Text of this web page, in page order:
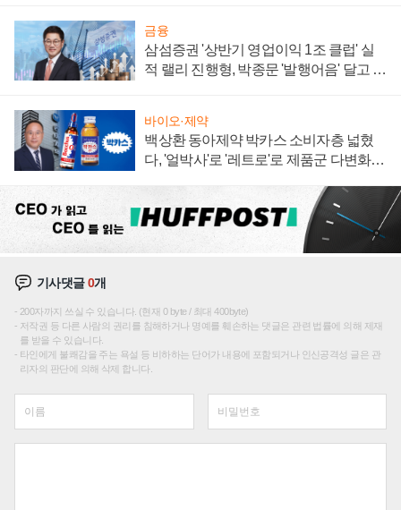
금융
삼섬증권 '상반기 영업이익 1조 클럽' 실
적 랠리 진행형, 박종문 '발행어음' 달고 연
바이오·제약
백상환 동아제약 박카스 소비자층 넓혔
다, '얼박사'로 '레트로'로 제품군 다변화
기사댓글0개
200자까지 쓰실 수 있습니다. (현재 0 byte / 최대 400byte)
저작권 등 다른 사람의 권리를 침해하거나 명예를 훼손하는 댓글은 관련 법률에 의해 제재
를 받을 수 있습니다.
타인에게 불쾌감을 주는 욕설 등 비하하는 단어가 내용에 포함되거나 인신공격성 글은 관
리자의 판단에 의해 삭제 합니다.